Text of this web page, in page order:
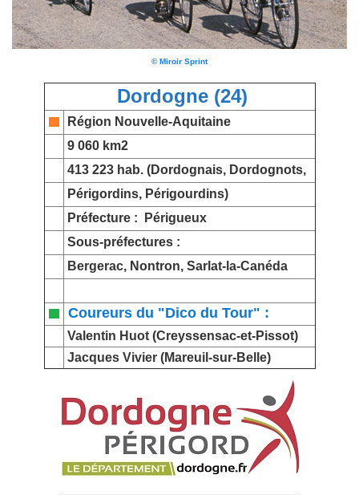
© Miroir Sprint
Dordogne (24)
Région Nouvelle-Aquitaine
9 060 km2
413 223 hab. (Dordognais, Dordognots,
Périgordins, Périgourdins)
Préfecture :
Périgueux
Sous-préfectures :
Bergerac, Nontron, Sarlat-la-Canéda
Coureurs du "Dico du Tour" :
Valentin Huot(Creyssensac-et-Pissot)
Jacques Vivier (Mareuil-sur-Belle)